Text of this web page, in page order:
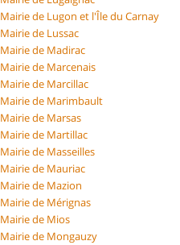
Mairie de Lugon et l'Île du Carnay
Mairie de Lussac
Mairie de Madirac
Mairie de Marcenais
Mairie de Marcillac
Mairie de Marimbault
Mairie de Marsas
Mairie de Martillac
Mairie de Masseilles
Mairie de Mauriac
Mairie de Mazion
Mairie de Mérignas
Mairie de Mios
Mairie de Mongauzy